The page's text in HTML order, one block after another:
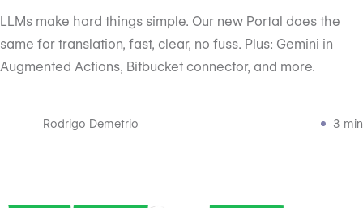
LLMs make hard things simple. Our new Portal does the
same for translation, fast, clear, no fuss. Plus: Gemini in
Augmented Actions, Bitbucket connector, and more.
Rodrigo Demetrio 3 min